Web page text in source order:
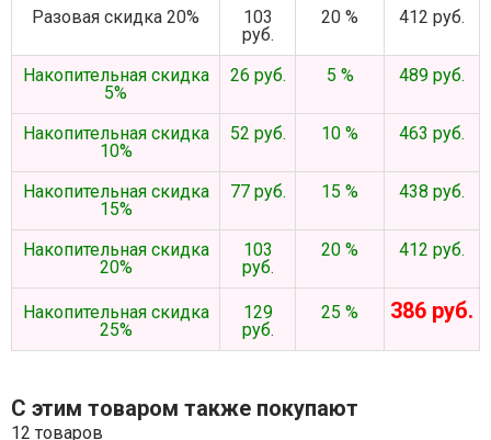
Разовая скидка 20%
103
руб.
20 % 412 руб.
Накопительная скидка
5%
26 руб. 5 % 489 руб.
Накопительная скидка
10%
52 руб. 10 % 463 руб.
Накопительная скидка
15%
77 руб. 15 % 438 руб.
Накопительная скидка
20%
103
руб.
20 % 412 руб.
Накопительная скидка
25%
129
руб.
25 % 386 руб.
С этим товаром также покупают
12 товаров